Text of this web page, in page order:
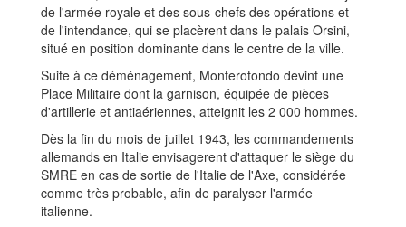
de l'armée royale et des sous-chefs des opérations et
de l'intendance, qui se placèrent dans le palais Orsini,
situé en position dominante dans le centre de la ville.
Suite à ce déménagement, Monterotondo devint une
Place Militaire dont la garnison, équipée de pièces
d'artillerie et antiaériennes, atteignit les 2 000 hommes.
Dès la fin du mois de juillet 1943, les commandements
allemands en Italie envisagerent d'attaquer le siège du
SMRE en cas de sortie de l'Italie de l'Axe, considérée
comme très probable, afin de paralyser l'armée
italienne.